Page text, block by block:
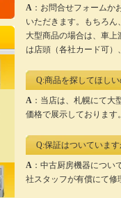
A ：お問合せフォーム
いただきます。もちろ
大型商品の場合は、車
は店頭（各社カード可
Q:商品を探してほし
A ：当店は、札幌にて
価格で展示しておりま
Q:保証はついていま
A ：中古厨房機器につ
社スタッフが有償にて